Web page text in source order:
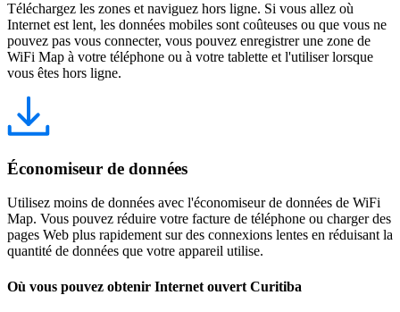
Téléchargez les zones et naviguez hors ligne. Si vous allez où
Internet est lent, les données mobiles sont coûteuses ou que vous ne
pouvez pas vous connecter, vous pouvez enregistrer une zone de
WiFi Map à votre téléphone ou à votre tablette et l'utiliser lorsque
vous êtes hors ligne.
Économiseur de données
Utilisez moins de données avec l'économiseur de données de WiFi
Map. Vous pouvez réduire votre facture de téléphone ou charger des
pages Web plus rapidement sur des connexions lentes en réduisant la
quantité de données que votre appareil utilise.
Où vous pouvez obtenir Internet ouvert Curitiba